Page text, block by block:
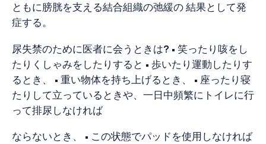
ともに膀胱を支える結合組織の弛緩の 結果として発
症する。
尿失禁のために医者に会うときは? • 笑ったり咳をし
たりくしゃみをしたりすると • 歩いたり運動したりす
るとき、 • 重い物体を持ち上げるとき、 • 座ったり寝
たりして立っているときや、一日中頻繁にトイレに行
って排尿しなければ
ならないとき、 • この状態でパッドを使用しなければ